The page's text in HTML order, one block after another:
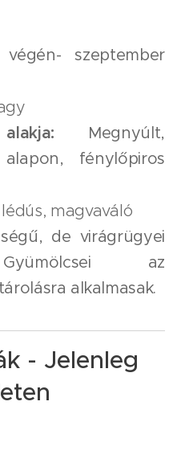
szeptember
Megnyúlt,
fénylőpiros
magvaváló
de virágrügyei
az
alkalmasak.
- Jelenleg